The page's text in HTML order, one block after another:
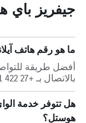
جيفريز باي
ما هو رقم هاتف
أفضل طريقة
بالاتصال بـ +27 422 931 625.
هل تتوفر خدمة
هوستل؟